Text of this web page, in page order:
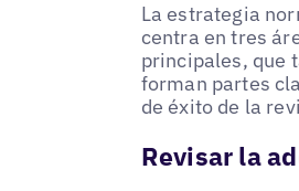
La estrategia
centra en tres
principales, que
forman partes
de éxito de la
Revisar la